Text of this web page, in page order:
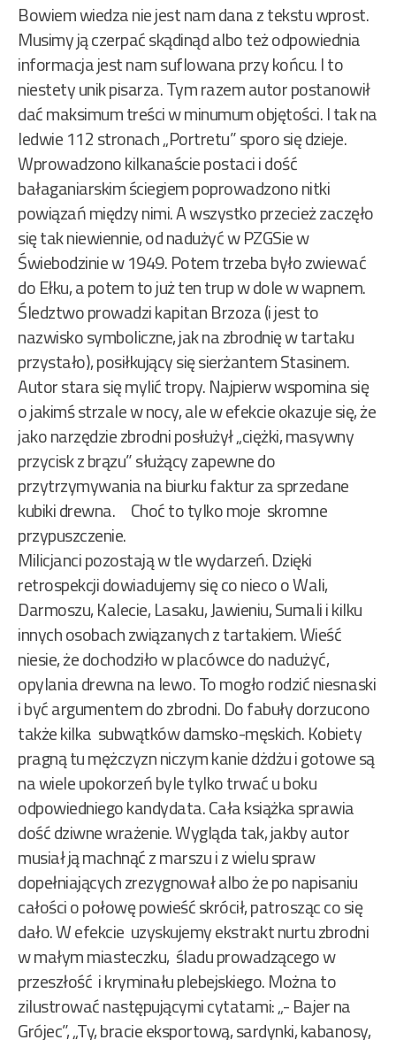
Bowiem wiedza nie jest nam dana z tekstu wprost.
Musimy ją czerpać skądinąd albo też odpowiednia
informacja jest nam suflowana przy końcu. I to
niestety unik pisarza. Tym razem autor postanowił
dać maksimum treści w minumum objętości. I tak na
ledwie 112 stronach „Portretu” sporo się dzieje.
Wprowadzono kilkanaście postaci i dość
bałaganiarskim ściegiem poprowadzono nitki
powiązań między nimi. A wszystko przecież zaczęło
się tak niewiennie, od nadużyć w PZGSie w
Świebodzinie w 1949. Potem trzeba było zwiewać
do Ełku, a potem to już ten trup w dole w wapnem.
Śledztwo prowadzi kapitan Brzoza (i jest to
nazwisko symboliczne, jak na zbrodnię w tartaku
przystało), posiłkujący się sierżantem Stasinem.
Autor stara się mylić tropy. Najpierw wspomina się
o jakimś strzale w nocy, ale w efekcie okazuje się, że
jako narzędzie zbrodni posłużył „ciężki, masywny
przycisk z brązu” służący zapewne do
przytrzymywania na biurku faktur za sprzedane
kubiki drewna. Choć to tylko moje skromne
przypuszczenie.
Milicjanci pozostają w tle wydarzeń. Dzięki
retrospekcji dowiadujemy się co nieco o Wali,
Darmoszu, Kalecie, Lasaku, Jawieniu, Sumali i kilku
innych osobach związanych z tartakiem. Wieść
niesie, że dochodziło w placówce do nadużyć,
opylania drewna na lewo. To mogło rodzić niesnaski
i być argumentem do zbrodni. Do fabuły dorzucono
także kilka subwątków damsko-męskich. Kobiety
pragną tu mężczyzn niczym kanie dżdżu i gotowe są
na wiele upokorzeń byle tylko trwać u boku
odpowiedniego kandydata. Cała książka sprawia
dość dziwne wrażenie. Wygląda tak, jakby autor
musiał ją machnąć z marszu i z wielu spraw
dopełniających zrezygnował albo że po napisaniu
całości o połowę powieść skrócił, patrosząc co się
dało. W efekcie uzyskujemy ekstrakt nurtu zbrodni
w małym miasteczku, śladu prowadzącego w
przeszłość i kryminału plebejskiego. Można to
zilustrować następującymi cytatami: „- Bajer na
Grójec”, „Ty, bracie eksportową, sardynki, kabanosy,